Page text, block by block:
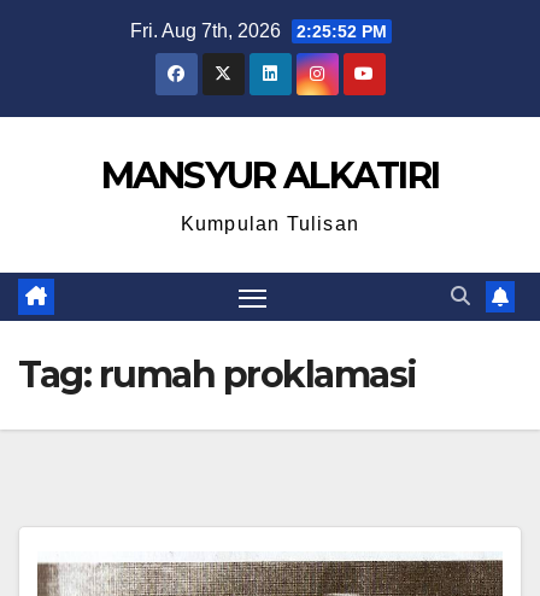
Fri. Aug 7th, 2026 2:25:53 PM
MANSYUR ALKATIRI
Kumpulan Tulisan
Tag: rumah proklamasi